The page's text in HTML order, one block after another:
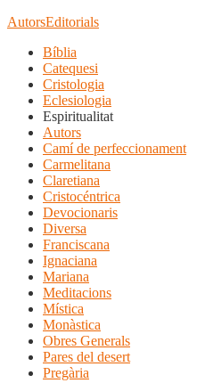
AutorsEditorials
Bíblia
Catequesi
Cristologia
Eclesiologia
Espiritualitat
Autors
Camí de perfeccionament
Carmelitana
Claretiana
Cristocéntrica
Devocionaris
Diversa
Franciscana
Ignaciana
Mariana
Meditacions
Mística
Monàstica
Obres Generals
Pares del desert
Pregària